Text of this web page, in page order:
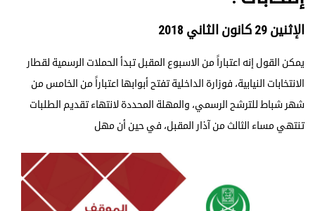
الإثنين 29 كانون الثاني 2018
يمكن القول إنه اعتباراً من الاسبوع المقبل تبدأ الحملات الرسمية لقطار
الانتخابات النيابية، فوزارة الداخلية تفتح أبوابها اعتباراً من الخامس من
شهر شباط للترشح الرسمي، والمهلة المحددة لانتهاء تقديم الطلبات
تنتهي مساء الثالث من آذار المقبل، في حين أن مهل